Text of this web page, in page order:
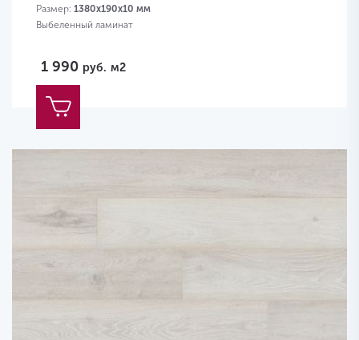
Размер: 1380х190х10 мм
Выбеленный ламинат
1 990 руб. м2